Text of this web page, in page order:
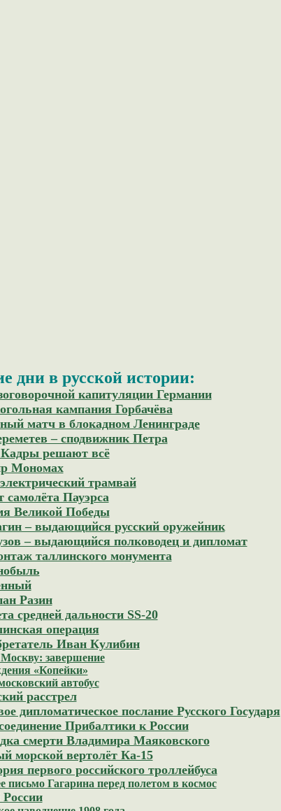
дни в русской истории:
капитуляции Германии
кампания Горбачёва
матч в блокадном Ленинграде
– сподвижник Петра
решают всё
Мономах
трамвай
Пауэрса
Великой Победы
– выдающийся русский оружейник
– выдающийся полководец и дипломат
таллинского монумента
Разин
средней дальности SS-20
операция
Иван Кулибин
завершение
«Копейки»
автобус
расстрел
дипломатическое послание Русского Государя
Прибалтики к России
смерти Владимира Маяковского
морской вертолёт Ка-15
первого российского троллейбуса
письмо Гагарина перед полетом в космос